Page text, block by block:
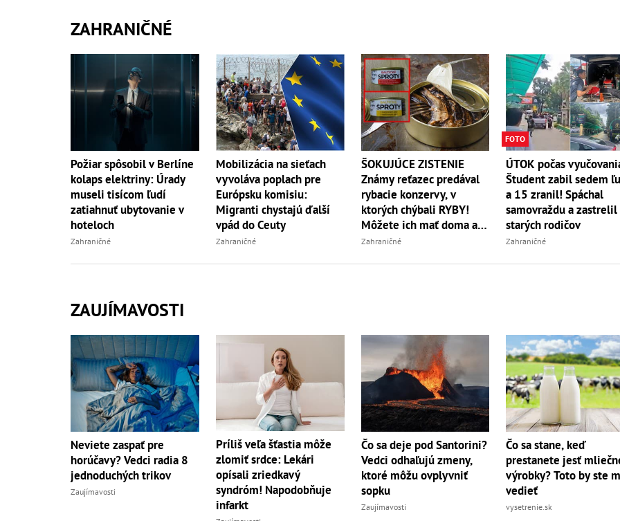
ZAHRANIČNÉ
Požiar spôsobil v Berlíne
kolaps elektriny: Úrady
museli tisícom ľudí
zatiahnuť ubytovanie v
hoteloch
Zahraničné
Mobilizácia na sieťach
vyvoláva poplach pre
Európsku komisiu:
Migranti chystajú ďalší
vpád do Ceuty
Zahraničné
ŠOKUJÚCE ZISTENIE
Známy reťazec predával
rybacie konzervy, v
ktorých chýbali RYBY!
Môžete ich mať doma aj
vy
Zahraničné
FOTO
ÚTOK počas
Študent zabil sedem
a 15 zranil! Spáchal
samovraždu a zastrelil
starých rodičov
Zahraničné
ZAUJÍMAVOSTI
Neviete zaspať pre
horúčavy? Vedci radia 8
jednoduchých trikov
Zaujímavosti
Príliš veľa šťastia môže
zlomiť srdce: Lekári
opísali zriedkavý
syndróm! Napodobňuje
infarkt
Čo sa deje pod Santorini?
Vedci odhaľujú zmeny,
ktoré môžu ovplyvniť
sopku
Zaujímavosti
Čo sa stane, keď
prestanete jesť
výrobky? Toto by ste
vedieť
vysetrenie.sk